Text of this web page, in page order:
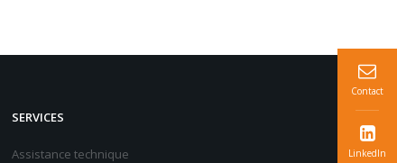
SERVICES
Assistance technique
Contact
LinkedIn